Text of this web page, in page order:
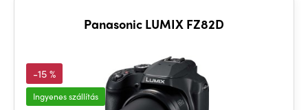
Panasonic LUMIX FZ82D
-15 %
Ingyenes szállítás